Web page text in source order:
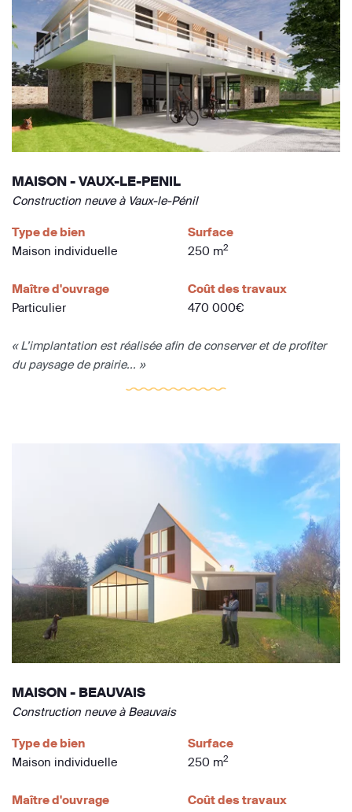
MAISON - VAUX-LE-PENIL
Construction neuve à Vaux-le-Pénil
Type de bien
Maison individuelle
Surface
250 m2
Maître d'ouvrage
Particulier
Coût des travaux
470 000€
« L’implantation est réalisée afin de conserver et de profiter
du paysage de prairie... »
MAISON - BEAUVAIS
Construction neuve à Beauvais
Type de bien
Maison individuelle
Surface
250 m2
Maître d'ouvrage
Coût des travaux